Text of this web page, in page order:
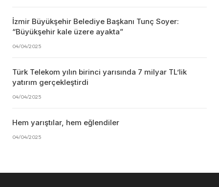
İzmir Büyükşehir Belediye Başkanı Tunç Soyer:
“Büyükşehir kale üzere ayakta”
04/04/2025
Türk Telekom yılın birinci yarısında 7 milyar TL’lik
yatırım gerçekleştirdi
04/04/2025
Hem yarıştılar, hem eğlendiler
04/04/2025